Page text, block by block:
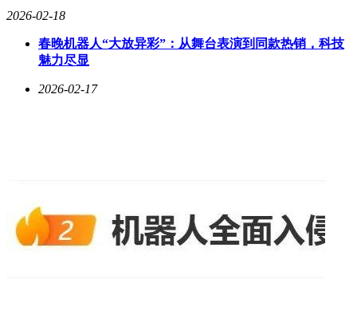
2026-02-18
春晚机器人“大放异彩”：从舞台表演到同款热销，科技
魅力尽显
2026-02-17